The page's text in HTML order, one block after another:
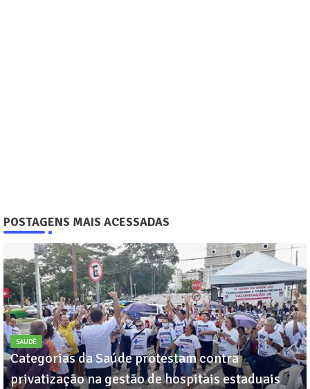
POSTAGENS MAIS ACESSADAS
SAUDÊ
Categorias da Saúde protestam contra
privatização na gestão de hospitais estaduais